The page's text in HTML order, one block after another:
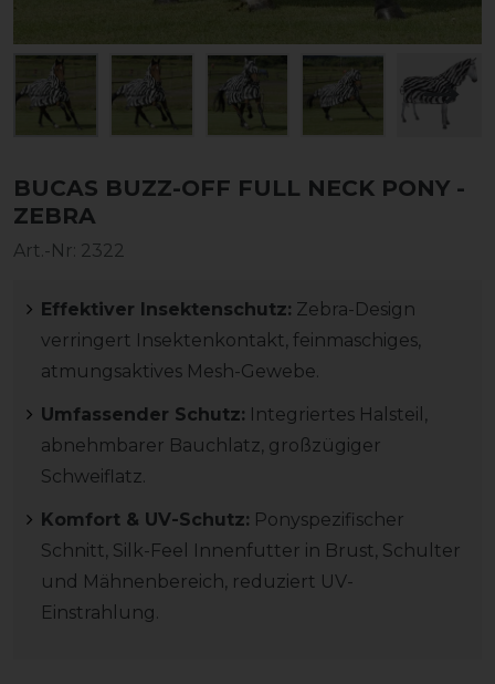
BUCAS BUZZ-OFF FULL NECK PONY -
ZEBRA
Art.-Nr: 2322
Effektiver Insektenschutz: Zebra-Design
verringert Insektenkontakt, feinmaschiges,
atmungsaktives Mesh-Gewebe.
Umfassender Schutz: Integriertes Halsteil,
abnehmbarer Bauchlatz, großzügiger
Schweiflatz.
Komfort & UV-Schutz: Ponyspezifischer
Schnitt, Silk-Feel Innenfutter in Brust, Schulter
und Mähnenbereich, reduziert UV-
Einstrahlung.